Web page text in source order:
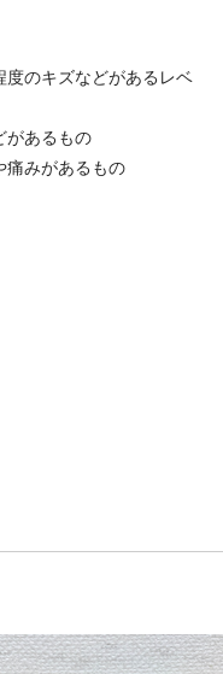
のキズなどがあるレベ
あるもの
みがあるもの